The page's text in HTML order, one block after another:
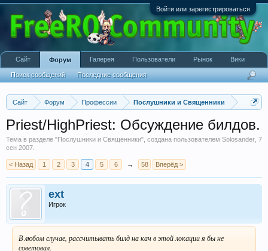
Войти или зарегистрироваться
Сайт Форум Профессии Послушники и Священники
Priest/HighPriest: Обсуждение билдов.
Тема в разделе "Послушники и Священники", создана пользователем Solosander 7
сен 2007
< Назад 1 2 3 4 5 6 → 58 Вперёд >
ext
Игрок
В любом случае, рассчитывать билд на кач в этой локации я бы не
советовал.
Сайт Форум
Поиск сообщений Последние сообщения
Галерея Пользователи Рынок Вики